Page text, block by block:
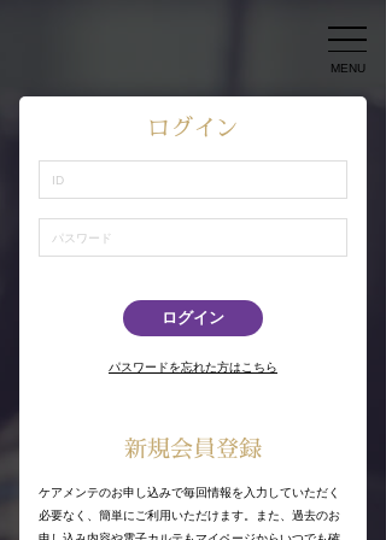
ログイン
パスワードを忘れた方はこちら
新規会員登録
ケアメンテのお申し込みで毎回情報を入力していただく
必要なく、簡単にご利用いただけます。また、過去のお
MENU